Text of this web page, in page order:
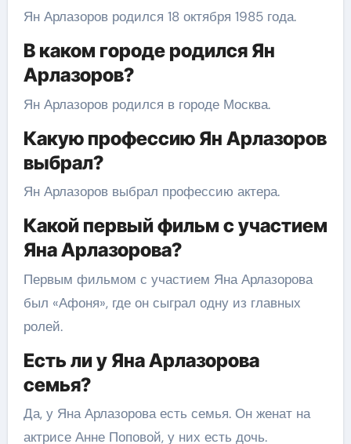
Ян Арлазоров родился 18 октября 1985 года.
В каком городе родился Ян
Арлазоров?
Ян Арлазоров родился в городе Москва.
Какую профессию Ян Арлазоров
выбрал?
Ян Арлазоров выбрал профессию актера.
Какой первый фильм с участием
Яна Арлазорова?
Первым фильмом с участием Яна Арлазорова
был «Афоня», где он сыграл одну из главных
ролей.
Есть ли у Яна Арлазорова
семья?
Да, у Яна Арлазорова есть семья. Он женат на
актрисе Анне Поповой, у них есть дочь.